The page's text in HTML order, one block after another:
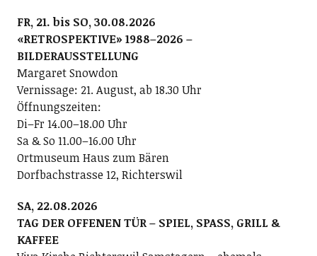
FR, 21. bis SO, 30.08.2026
«RETROSPEKTIVE» 1988–2026 –
BILDERAUSSTELLUNG
Margaret Snowdon
Vernissage: 21. August, ab 18.30 Uhr
Öffnungszeiten:
Di–Fr 14.00–18.00 Uhr
Sa & So 11.00–16.00 Uhr
Ortmuseum Haus zum Bären
Dorfbachstrasse 12, Richterswil
SA, 22.08.2026
TAG DER OFFENEN TÜR – SPIEL, SPASS, GRILL &
KAFFEE